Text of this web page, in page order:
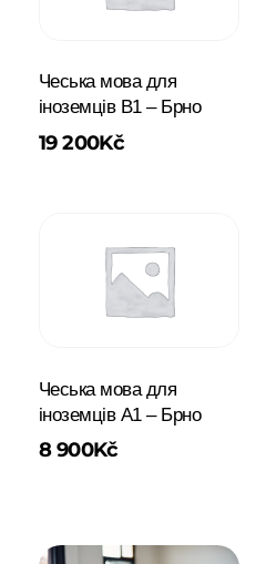
Чеська мова для
іноземців B1 – Брно
19 200Kč
Чеська мова для
іноземців A1 – Брно
8 900Kč